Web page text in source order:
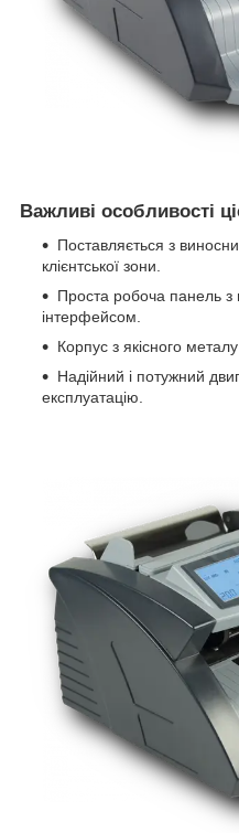
Важливі особливості
Поставляється з
клієнтської зони.
Проста робоча панель з
інтерфейсом.
Корпус з якісного металу
Надійний і потужний
експлуатацію.